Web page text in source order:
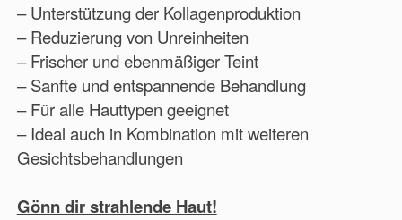
– Unterstützung der Kollagenproduktion
– Reduzierung von Unreinheiten
– Frischer und ebenmäßiger Teint
– Sanfte und entspannende Behandlung
– Für alle Hauttypen geeignet
– Ideal auch in Kombination mit weiteren
Gesichtsbehandlungen
Gönn dir strahlende Haut!